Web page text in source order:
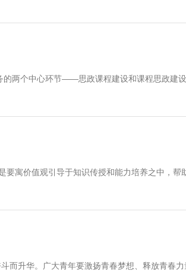
的两个中心环节——思政课程建设和课程思政建
要寓价值观引导于知识传授和能力培养之中，帮
而升华。广大青年要激扬青春梦想、释放青春